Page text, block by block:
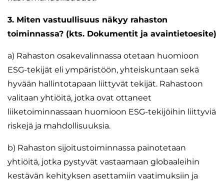
3. Miten vastuullisuus näkyy rahaston
toiminnassa? (kts. Dokumentit ja avaintietoesite)
a) Rahaston osakevalinnassa otetaan huomioon
ESG-tekijät eli ympäristöön, yhteiskuntaan sekä
hyvään hallintotapaan liittyvät tekijät. Rahastoon
valitaan yhtiöitä, jotka ovat ottaneet
liiketoiminnassaan huomioon ESG-tekijöihin liittyviä
riskejä ja mahdollisuuksia.
b) Rahaston sijoitustoiminnassa painotetaan
yhtiöitä, jotka pystyvät vastaamaan globaaleihin
kestävän kehityksen asettamiin vaatimuksiin ja